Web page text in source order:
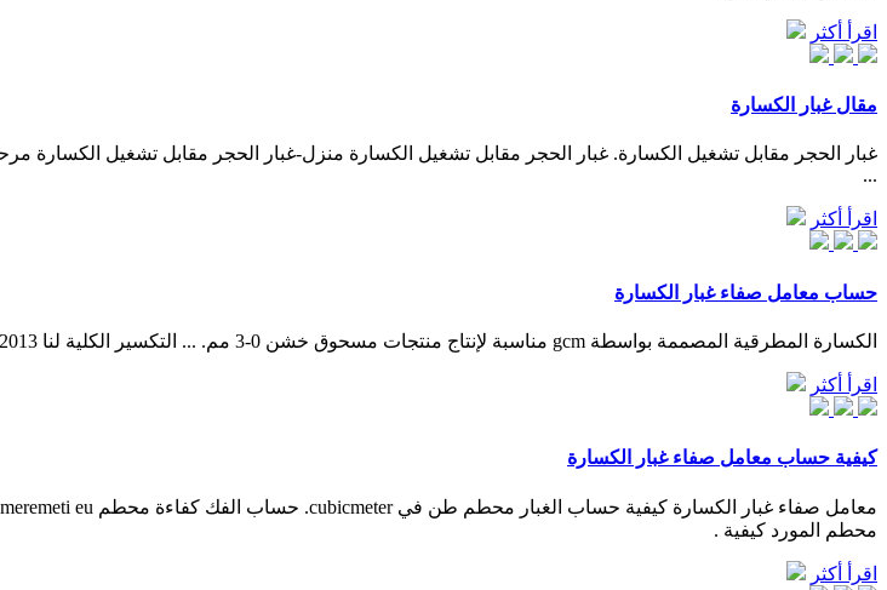
اقرأ أكثر
مقال غبار الكسارة
...
اقرأ أكثر
حساب معامل صفاء غبار الكسارة
الكسارة المطرقية المصممة بواسطة gcm مناسبة لإنتاج منتجات مسحوق خشن 0-3 مم. ... التكسير الكلية لنا 2013 قيمة سوق معدات الفرز والسحق المحمولة قيمة معامل صفاء غبار ...
اقرأ أكثر
كيفية حساب معامل صفاء غبار الكسارة
محطم المورد كيفية .
اقرأ أكثر